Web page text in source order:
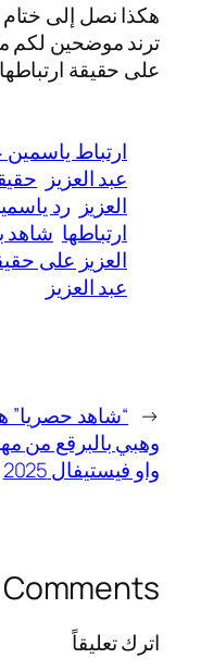
هكذا نصل إلى
ترند موضحين لكم
على حقيقة
ارتباط ياسمين
عبد العزيز
العزيز رد
ارتباطها شاهد
العزيز على حقيقة
عبد العزيز
← “شاهد حصريا”
وهبي بالبرقع من
واو فيستيفال 2025
Comments
اترك تعليقاً